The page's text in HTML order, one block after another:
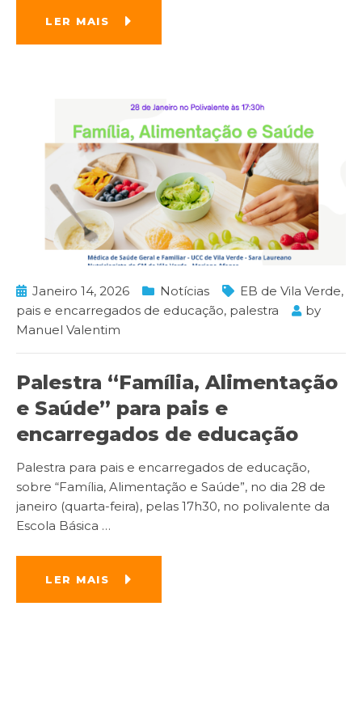
LER MAIS
Janeiro 14, 2026 Notícias EB de Vila Verde,
pais e encarregados de educação, palestra
by
Manuel Valentim
Palestra “Família, Alimentação
e Saúde” para pais e
encarregados de educação
Palestra para pais e encarregados de educação,
sobre “Família, Alimentação e Saúde”, no dia 28 de
janeiro (quarta-feira), pelas 17h30, no polivalente da
Escola Básica …
LER MAIS